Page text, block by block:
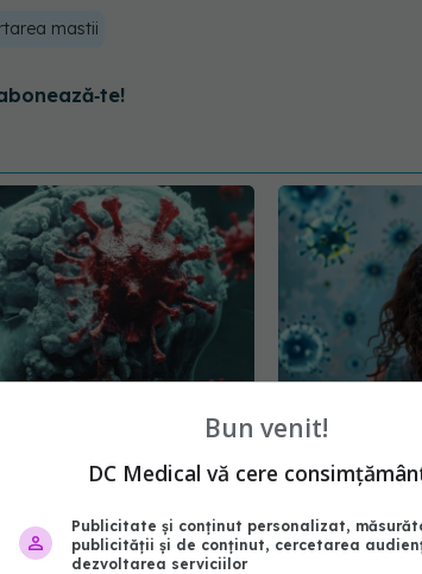
mastii
asupra creierului
COVID-19:
și efecte
05 aug 2024, 20:19
Bun venit!
DC Medical vă cere
Publicitate și conținut personalizat,
publicității și de conținut, cercetarea
dezvoltarea serviciilor